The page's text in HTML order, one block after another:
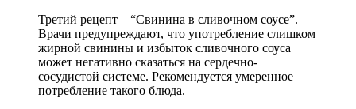
Третий рецепт – “Свинина в сливочном соусе”.
Врачи предупреждают, что употребление слишком
жирной свинины и избыток сливочного соуса
может негативно сказаться на сердечно-
сосудистой системе. Рекомендуется умеренное
потребление такого блюда.